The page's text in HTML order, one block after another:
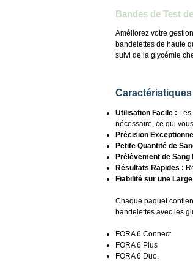
Bandes de Test
Améliorez votre
bandelettes de haute
suivi de la glycémie
Utilisation Facile : Les
nécessaire, ce qui
Précision
Petite Quantité de
Prélèvement de Sang
Résultats Rapides :
Fiabilité sur une
Chaque paquet
bandelettes avec les
FORA 6 Connect
FORA 6 Plus
FORA 6 Duo.